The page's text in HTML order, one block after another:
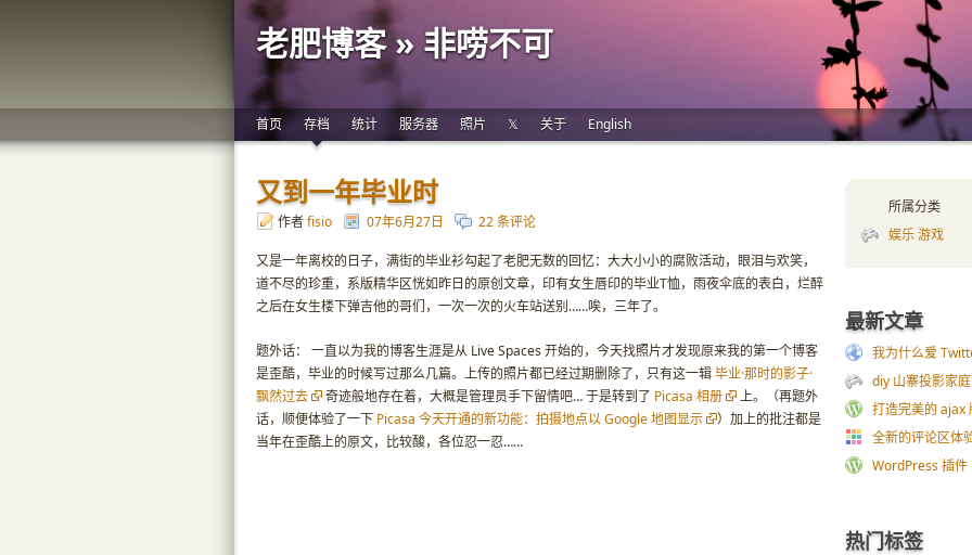
老肥博客 » 非唠不可
首页 存档 统计 服务器 照片 𝕏 关于 English
又到一年毕业时
作者fisio 07年6月27日 22 条评论
又是一年离校的日子，满街的毕业衫勾起了老肥无数的回忆：大大小小的腐败活动，眼泪与欢笑，
道不尽的珍重，系版精华区恍如昨日的原创文章，印有女生唇印的毕业T恤，雨夜伞底的表白，烂醉
之后在女生楼下弹吉他的哥们，一次一次的火车站送别……唉，三年了。
题外话： 一直以为我的博客生涯是从 Live Spaces 开始的，今天找照片才发现原来我的第一个博客
是歪酷，毕业的时候写过那么几篇。上传的照片都已经过期删除了，只有这一辑毕业·那时的影子·
飘然过去
奇迹般地存在着，大概是管理员手下留情吧… 于是转到了 Picasa 相册
上。（再题外
话，顺便体验了一下 Picasa 今天开通的新功能：拍摄地点以 Google 地图显示
）加上的批注都是
当年在歪酷上的原文，比较酸，各位忍一忍……
所属分类
娱乐 游戏
最新文章
我为什么爱
diy 山寨投影家
打造完美的 ajax
全新的评论区体
WordPress 插
热门标签